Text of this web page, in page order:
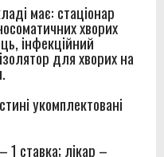
має: стаціонар
хворих
інфекційний
для хворих на
укомплектовані
1 ставка; лікар –